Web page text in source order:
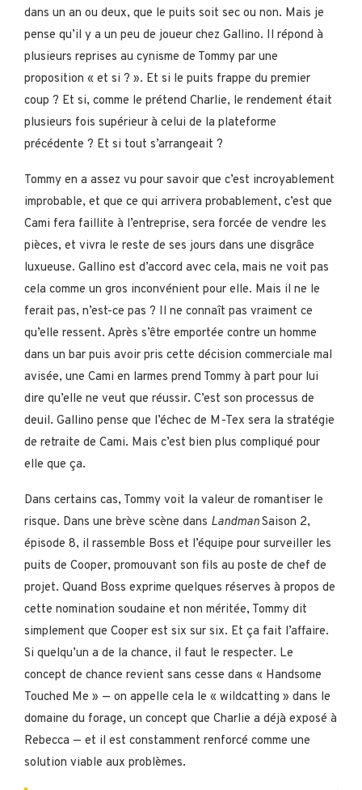
dans un an ou deux, que le puits soit sec ou non. Mais je
pense qu’il y a un peu de joueur chez Gallino. Il répond à
plusieurs reprises au cynisme de Tommy par une
proposition « et si ? ». Et si le puits frappe du premier
coup ? Et si, comme le prétend Charlie, le rendement était
plusieurs fois supérieur à celui de la plateforme
précédente ? Et si tout s’arrangeait ?
Tommy en a assez vu pour savoir que c’est incroyablement
improbable, et que ce qui arrivera probablement, c’est que
Cami fera faillite à l’entreprise, sera forcée de vendre les
pièces, et vivra le reste de ses jours dans une disgrâce
luxueuse. Gallino est d’accord avec cela, mais ne voit pas
cela comme un gros inconvénient pour elle. Mais il ne le
ferait pas, n’est-ce pas ? Il ne connaît pas vraiment ce
qu’elle ressent. Après s’être emportée contre un homme
dans un bar puis avoir pris cette décision commerciale mal
avisée, une Cami en larmes prend Tommy à part pour lui
dire qu’elle ne veut que réussir. C’est son processus de
deuil. Gallino pense que l’échec de M-Tex sera la stratégie
de retraite de Cami. Mais c’est bien plus compliqué pour
elle que ça.
Dans certains cas, Tommy voit la valeur de romantiser le
risque. Dans une brève scène dans LandmanSaison 2,
épisode 8, il rassemble Boss et l’équipe pour surveiller les
puits de Cooper, promouvant son fils au poste de chef de
projet. Quand Boss exprime quelques réserves à propos de
cette nomination soudaine et non méritée, Tommy dit
simplement que Cooper est six sur six. Et ça fait l’affaire.
Si quelqu’un a de la chance, il faut le respecter. Le
concept de chance revient sans cesse dans « Handsome
Touched Me » — on appelle cela le « wildcatting » dans le
domaine du forage, un concept que Charlie a déjà exposé à
Rebecca — et il est constamment renforcé comme une
solution viable aux problèmes.